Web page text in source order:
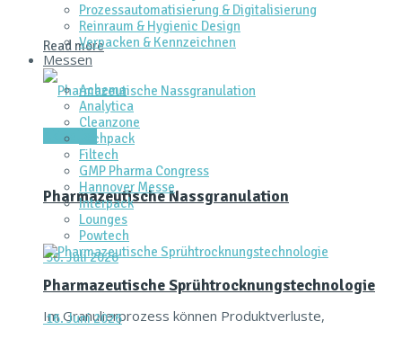
Read more
Aktuelles
Pharmazeutische Nassgranulation
30. Juli 2026
Im Granulierprozess können Produktverluste,
Prozessautomatisierung & Digitalisierung
Reinraum & Hygienic Design
Verpacken & Kennzeichnen
Messen
Achema
Analytica
Cleanzone
Fachpack
Filtech
GMP Pharma Congress
Hannover Messe
Interpack
Lounges
Powtech
Pharmazeutische Sprühtrocknungstechnologie
16. Juni 2026